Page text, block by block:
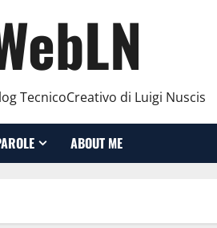
TecnicoCreativo di Luigi Nuscis
ABOUT ME